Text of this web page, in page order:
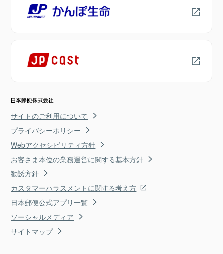
サイトのご利用について
プライバシーポリシー
Webアクセシビリティ方針
お客さま本位の業務運営に関する基本方針
勧誘方針
カスタマーハラスメントに関する考え方
日本郵便公式アプリ一覧
ソーシャルメディア
サイトマップ